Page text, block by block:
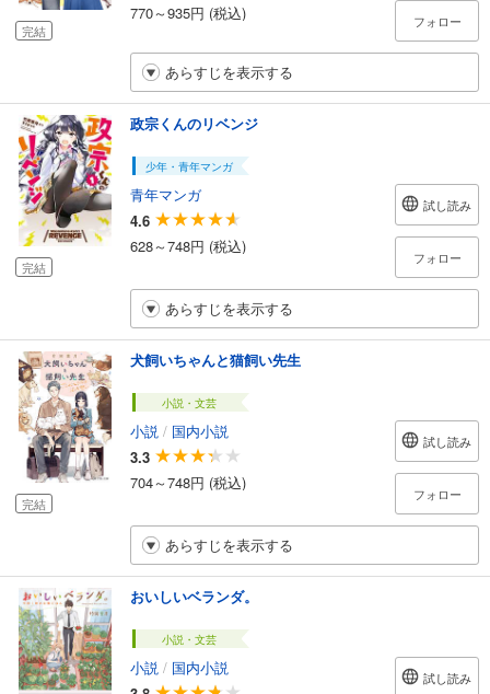
完結
770～935円 (税込)
フォロー
あらすじを表示する
完結
政宗くんのリベンジ
少年・青年マンガ
青年マンガ
4.6
628～748円 (税込)
試し読み
フォロー
あらすじを表示する
完結
犬飼いちゃんと猫飼い先生
小説・文芸
小説 / 国内小説
3.3
704～748円 (税込)
試し読み
フォロー
あらすじを表示する
おいしいベランダ。
小説・文芸
小説 / 国内小説
試し読み